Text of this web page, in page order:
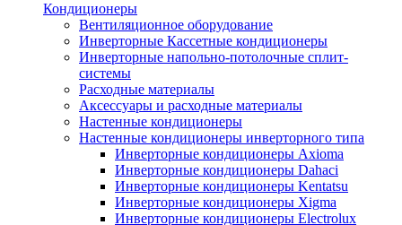
Кондиционеры
Вентиляционное оборудование
Инверторные Кассетные кондиционеры
Инверторные напольно-потолочные сплит-
системы
Расходные материалы
Аксессуары и расходные материалы
Настенные кондиционеры
Настенные кондиционеры инверторного типа
Инверторные кондиционеры Axioma
Инверторные кондиционеры Dahaci
Инверторные кондиционеры Kentatsu
Инверторные кондиционеры Xigma
Инверторные кондиционеры Electrolux